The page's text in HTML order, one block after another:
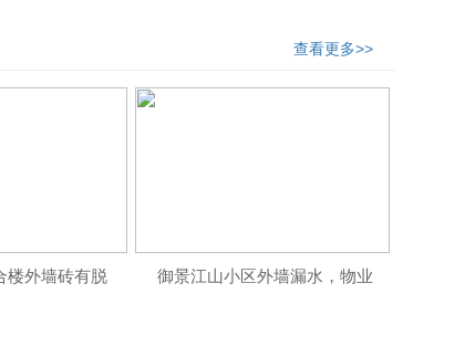
查看更多>>
设施
外墙砖有脱落风险 御景江山小区外墙漏水，物业推诿不作为